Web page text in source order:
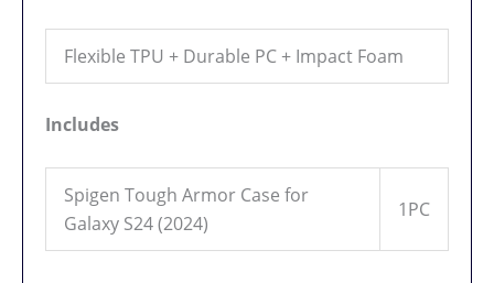
Flexible TPU + Durable PC + Impact Foam
Includes
Spigen Tough Armor Case for
Galaxy S24 (2024)
1PC